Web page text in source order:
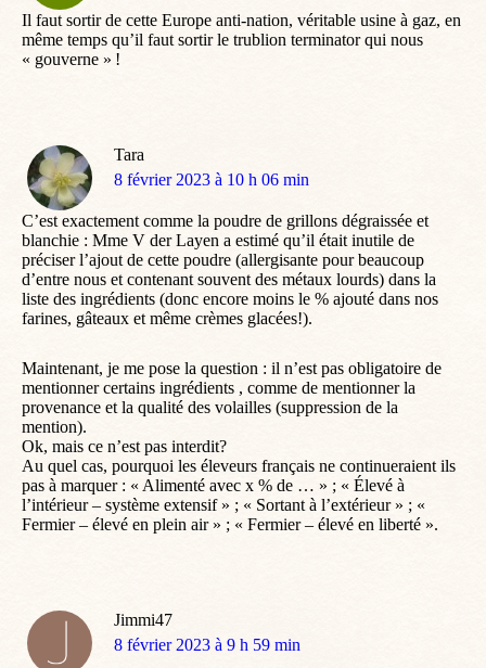
Il faut sortir de cette Europe anti-nation, véritable usine à gaz, en
même temps qu’il faut sortir le trublion terminator qui nous
« gouverne » !
Tara
dit
8 février 2023 à 10 h 06 min
C’est exactement comme la poudre de grillons dégraissée et
blanchie : Mme V der Layen a estimé qu’il était inutile de
préciser l’ajout de cette poudre (allergisante pour beaucoup
d’entre nous et contenant souvent des métaux lourds) dans la
liste des ingrédients (donc encore moins le % ajouté dans nos
farines, gâteaux et même crèmes glacées!).
Maintenant, je me pose la question : il n’est pas obligatoire de
mentionner certains ingrédients , comme de mentionner la
provenance et la qualité des volailles (suppression de la
mention).
Ok, mais ce n’est pas interdit?
Au quel cas, pourquoi les éleveurs français ne continueraient ils
pas à marquer : « Alimenté avec x % de … » ; « Élevé à
l’intérieur – système extensif » ; « Sortant à l’extérieur » ; «
Fermier – élevé en plein air » ; « Fermier – élevé en liberté ».
Jimmi47
dit
8 février 2023 à 9 h 59 min